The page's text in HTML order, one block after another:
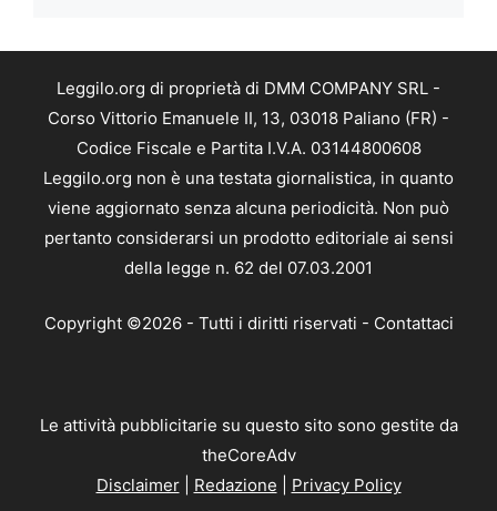
Leggilo.org di proprietà di DMM COMPANY SRL -
Corso Vittorio Emanuele II, 13, 03018 Paliano (FR) -
Codice Fiscale e Partita I.V.A. 03144800608
Leggilo.org non è una testata giornalistica, in quanto
viene aggiornato senza alcuna periodicità. Non può
pertanto considerarsi un prodotto editoriale ai sensi
della legge n. 62 del 07.03.2001
Copyright ©2026 - Tutti i diritti riservati - Contattaci
Le attività pubblicitarie su questo sito sono gestite da
theCoreAdv
Disclaimer| Redazione | Privacy Policy